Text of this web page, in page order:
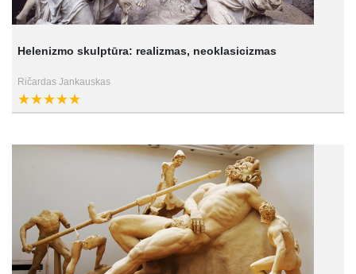
Helenizmo skulptūra: realizmas, neoklasicizmas
Ričardas Jankauskas